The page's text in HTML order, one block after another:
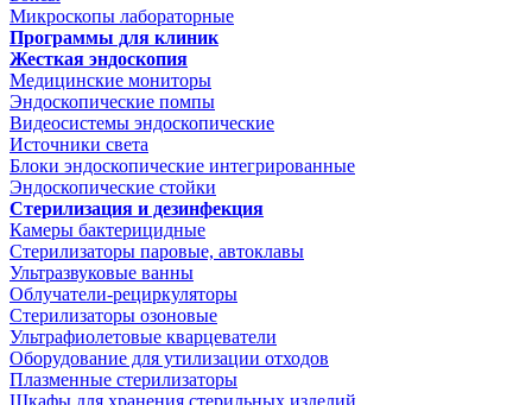
Микроскопы лабораторные
Программы для клиник
Жесткая эндоскопия
Медицинские мониторы
Эндоскопические помпы
Видеосистемы эндоскопические
Источники света
Блоки эндоскопические интегрированные
Эндоскопические стойки
Стерилизация и дезинфекция
Камеры бактерицидные
Стерилизаторы паровые, автоклавы
Ультразвуковые ванны
Облучатели-рециркуляторы
Стерилизаторы озоновые
Ультрафиолетовые кварцеватели
Оборудование для утилизации отходов
Плазменные стерилизаторы
Шкафы для хранения стерильных изделий